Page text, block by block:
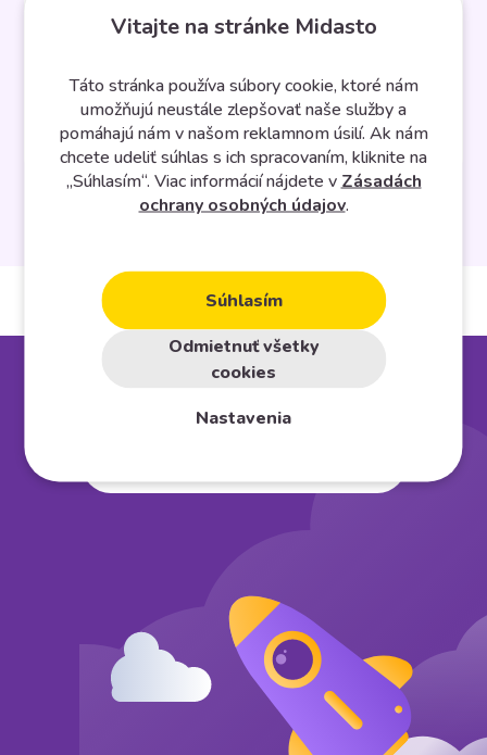
A/B testovanie sa používa na meranie výkonnosti
rôznych variant rovnakej premennej. V marketingu sa
často používa pri testovaní landing page (stránka, na
ktorú sa návštevník dostane po kliknutí na reklamu),
pri e-mailovom marketingu (napríklad iný predmet
správy) a samotných reklamách. A/B test sa pri
mailingových kampaniach zvykne nazývať aj Split test.
Založte si vlastný
Vitajte na stránke Midasto
Táto stránka používa súbory cookie, ktoré nám
umožňujú neustále zlepšovať naše služby a
pomáhajú nám v našom reklamnom úsilí. Ak nám
chcete udeliť súhlas s ich spracovaním, kliknite na
„Súhlasím“. Viac informácií nájdete vZásadách
ochrany osobných údajov.
Súhlasím
Odmietnuť všetky
cookies
Nastavenia